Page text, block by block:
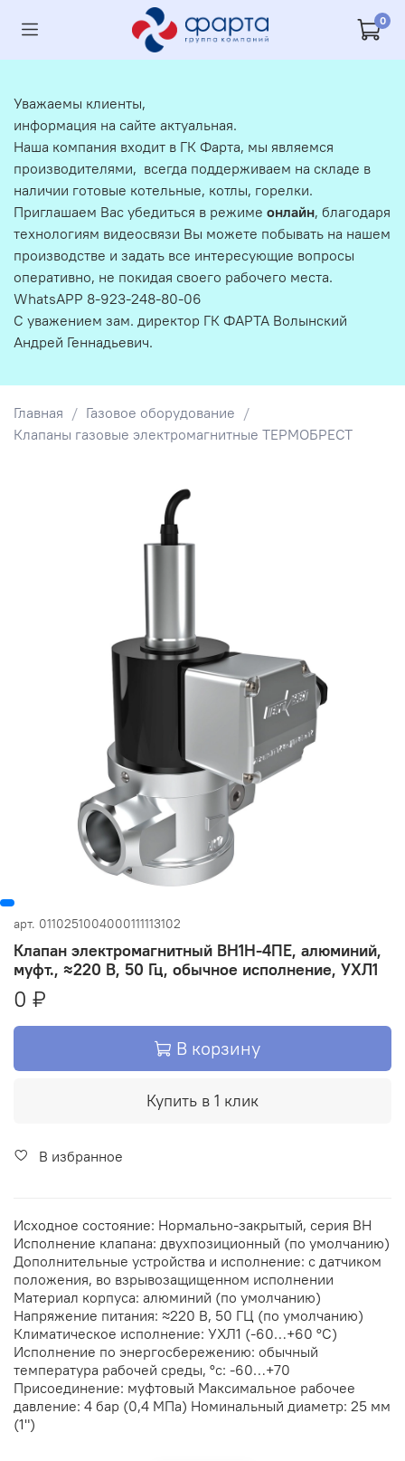
0
Главная
Газовое оборудование
Клапаны газовые электромагнитные ТЕРМОБРЕСТ
арт. 0110251004000111113102
Клапан электромагнитный ВН1Н-4ПЕ, алюминий,
муфт., ≈220 В, 50 Гц, обычное исполнение, УХЛ1
0 ₽
В корзину
Купить в 1 клик
В избранное
Исходное состояние: Нормально-закрытый, серия ВН
Исполнение клапана: двухпозиционный (по умолчанию)
Дополнительные устройства и исполнение: с датчиком
положения, во взрывозащищенном исполнении
Материал корпуса: алюминий (по умолчанию)
Напряжение питания: ≈220 В, 50 ГЦ (по умолчанию)
Климатическое исполнение: УХЛ1 (-60…+60 °С)
Исполнение по энергосбережению: обычный
температура рабочей среды, °с: -60…+70
Присоединение: муфтовый Максимальное рабочее
давление: 4 бар (0,4 МПа) Номинальный диаметр: 25 мм
(1")
Уважаемы клиенты,
информация на сайте актуальная.
Наша компания входит в ГК Фарта, мы являемся
производителями, всегда поддерживаем на складе в
наличии готовые котельные, котлы, горелки.
Приглашаем Вас убедиться в режиме онлайн, благодаря
технологиям видеосвязи Вы можете побывать на нашем
производстве и задать все интересующие вопросы
оперативно, не покидая своего рабочего места.
WhatsAPP 8-923-248-80-06
С уважением зам. директор ГК ФАРТА Волынский
Андрей Геннадьевич.